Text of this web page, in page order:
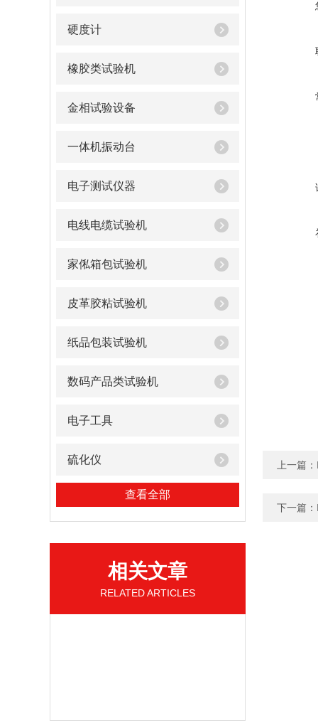
硬度计
橡胶类试验机
金相试验设备
一体机振动台
电子测试仪器
电线电缆试验机
家俬箱包试验机
皮革胶粘试验机
纸品包装试验机
数码产品类试验机
电子工具
硫化仪
查看全部
相关文章
RELATED ARTICLES
上一篇：
下一篇：